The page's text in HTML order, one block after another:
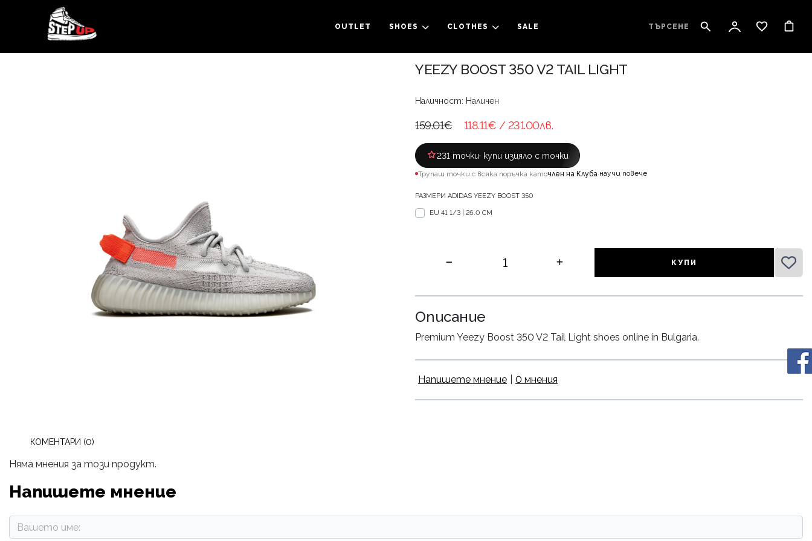
ТЪРСЕНЕ
OUTLET SHOES CLOTHES SALE
YEEZY BOOST 350 V2 TAIL LIGHT
Наличност: Наличен
159.01€ 118.11€ / 231.00лв.
231 точки· купи изцяло с точки
Трупаш точки с всяка поръчка каточлен на Клуба·научи повече
РАЗМЕРИ ADIDAS YEEZY BOOST 350
EU 41 1/3 | 26.0 CM
КУПИ
Описание
Premium Yeezy Boost 350 V2 Tail Light shoes online in Bulgaria.
Напишете мнение 0 мнения
КОМЕНТАРИ (0)
Няма мнения за този продукт.
Напишете мнение